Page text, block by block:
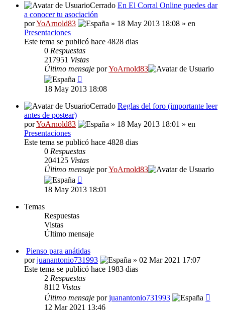
Cerrado En El Corral Online puedes dar
a conocer tu asociación
porYoArnold83
» 18 May 2013 18:08 » en
Presentaciones
Este tema se publicó hace 4828 dias
0 Respuestas
217951 Vistas
Último mensaje porYoArnold83
18 May 2013 18:08
Cerrado Reglas del foro (importante leer
antes de postear)
porYoArnold83
» 18 May 2013 18:01 » en
Presentaciones
Este tema se publicó hace 4828 dias
0 Respuestas
204125 Vistas
Último mensaje porYoArnold83
18 May 2013 18:01
Temas
Respuestas
Vistas
Último mensaje
Pienso para anátidas
porjuanantonio731993
» 02 Mar 2021 17:07
Este tema se publicó hace 1983 dias
2 Respuestas
8112 Vistas
Último mensaje porjuanantonio731993
12 Mar 2021 13:46